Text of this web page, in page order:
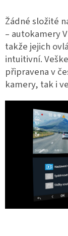
Žádné složité
– autokamery
takže jejich
intuitivní.
připravena v
kamery, tak i